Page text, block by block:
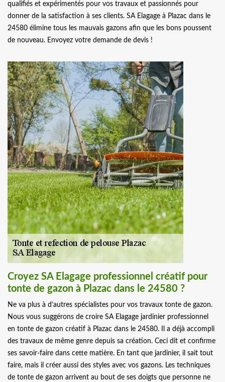
qualifiés et expérimentés pour vos travaux et passionnés pour
donner de la satisfaction à ses clients. SA Elagage à Plazac dans le
24580 élimine tous les mauvais gazons afin que les bons poussent
de nouveau. Envoyez votre demande de devis !
Croyez SA Elagage professionnel créatif pour
tonte de gazon à Plazac dans le 24580 ?
Ne va plus à d’autres spécialistes pour vos travaux tonte de gazon.
Nous vous suggérons de croire SA Elagage jardinier professionnel
en tonte de gazon créatif à Plazac dans le 24580. Il a déjà accompli
des travaux de même genre depuis sa création. Ceci dit et confirme
ses savoir-faire dans cette matière. En tant que jardinier, il sait tout
faire, mais il créer aussi des styles avec vos gazons. Les techniques
de tonte de gazon arrivent au bout de ses doigts que personne ne